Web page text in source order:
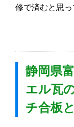
修で済むと思
静岡県
エル瓦
チ合板